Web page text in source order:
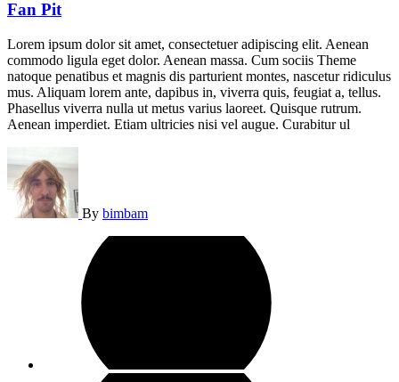
Fan Pit
Lorem ipsum dolor sit amet, consectetuer adipiscing elit. Aenean
commodo ligula eget dolor. Aenean massa. Cum sociis Theme
natoque penatibus et magnis dis parturient montes, nascetur ridiculus
mus. Aliquam lorem ante, dapibus in, viverra quis, feugiat a, tellus.
Phasellus viverra nulla ut metus varius laoreet. Quisque rutrum.
Aenean imperdiet. Etiam ultricies nisi vel augue. Curabitur ul
By bimbam